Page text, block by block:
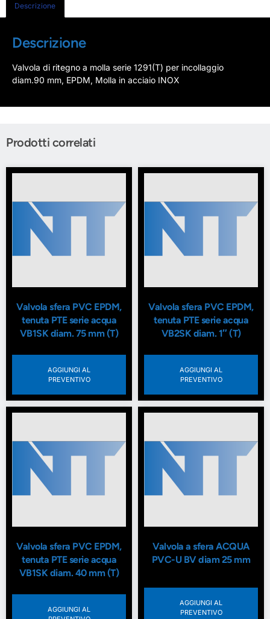
Descrizione
Descrizione
Valvola di ritegno a molla serie 1291(T) per incollaggio
diam.90 mm, EPDM, Molla in acciaio INOX
Prodotti correlati
Valvola sfera PVC EPDM,
tenuta PTE serie acqua
VB1SK diam. 75 mm (T)
AGGIUNGI AL
PREVENTIVO
Valvola sfera PVC EPDM,
tenuta PTE serie acqua
VB2SK diam. 1″ (T)
AGGIUNGI AL
PREVENTIVO
Valvola sfera PVC EPDM,
tenuta PTE serie acqua
VB1SK diam. 40 mm (T)
AGGIUNGI AL
Valvola a sfera ACQUA
PVC-U BV diam 25 mm
AGGIUNGI AL
PREVENTIVO